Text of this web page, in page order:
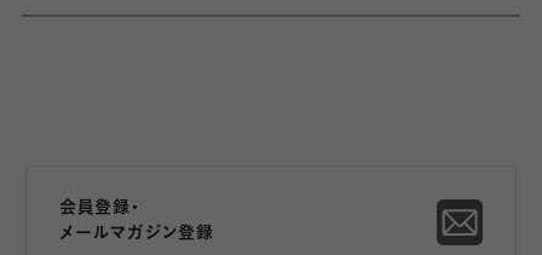
会員登録・
メールマガジン登録